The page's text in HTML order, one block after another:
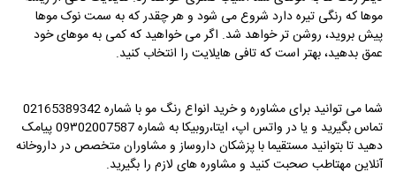
موها که رنگی تیره دارد شروع می شود و هر چقدر که به سمت نوک موها
پیش بروید، روشن تر خواهد شد. اگر می خواهید که کمی به موهای خود
عمق بدهید، بهتر است که تافی هایلایت را انتخاب کنید.
شما می توانید برای مشاوره و خرید انواع رنگ مو با شماره 02165389342
تماس بگیرید و یا در واتس اپ، ایتا،روبیکا به شماره 09۳02007587 پیامک
دهید تا بتوانید مستقیما با پزشکان داروساز و مشاوران متخصص در داروخانه
آنلاین مهتاطب صحبت کنید و مشاوره های لازم را بگیرید.